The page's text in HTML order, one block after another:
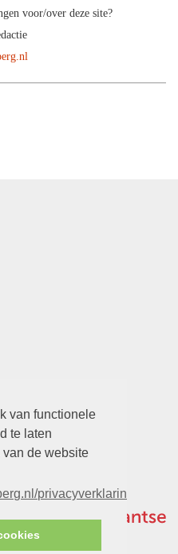
van functionele
te laten
de website
privacyverklaring.aspx
voor/over deze site?